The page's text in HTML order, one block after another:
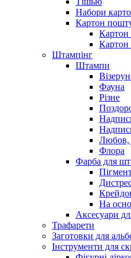
Набори
Картон
Картон
Штампінг
Штампи
Фауна
Різне
Любов,
Флора
Фарба для
На
Аксесуари
Трафарети
Заготовки для
Інструменти для